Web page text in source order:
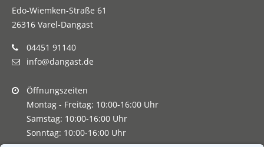
Edo-Wiemken-Straße 61
26316 Varel-Dangast
04451 91140
info@dangast.de
Öffnungszeiten
Montag - Freitag: 10:00-16:00 Uhr
Samstag: 10:00-16:00 Uhr
Sonntag: 10:00-16:00 Uhr